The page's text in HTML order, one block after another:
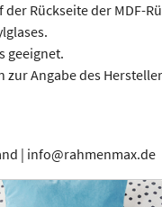
Rückseite der MDF-
geeignet.
Angabe des
| info@rahmenmax.de